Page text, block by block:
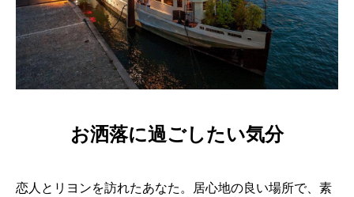
お洒落に過ごしたい気分
恋人とリヨンを訪れたあなた。居心地の良い場所で、素